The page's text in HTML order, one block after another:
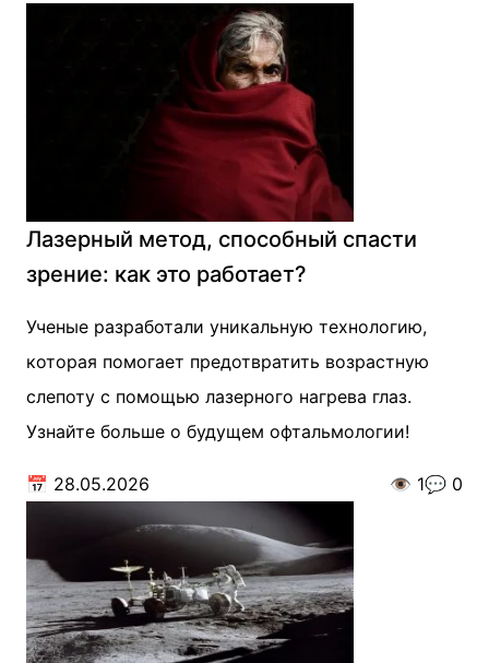
Лазерный метод, способный спасти
зрение: как это работает?
Ученые разработали уникальную технологию,
которая помогает предотвратить возрастную
слепоту с помощью лазерного нагрева глаз.
Узнайте больше о будущем офтальмологии!
📅 28.05.2026 👁️ 1💬 0